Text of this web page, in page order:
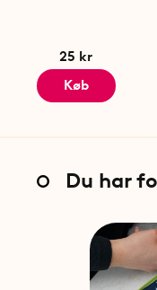
25 kr
Køb
Du har